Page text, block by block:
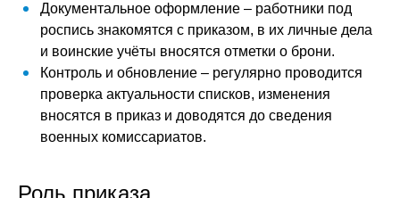
Документальное оформление – работники под
роспись знакомятся с приказом, в их личные дела
и воинские учёты вносятся отметки о брони.
Контроль и обновление – регулярно проводится
проверка актуальности списков, изменения
вносятся в приказ и доводятся до сведения
военных комиссариатов.
Роль приказа